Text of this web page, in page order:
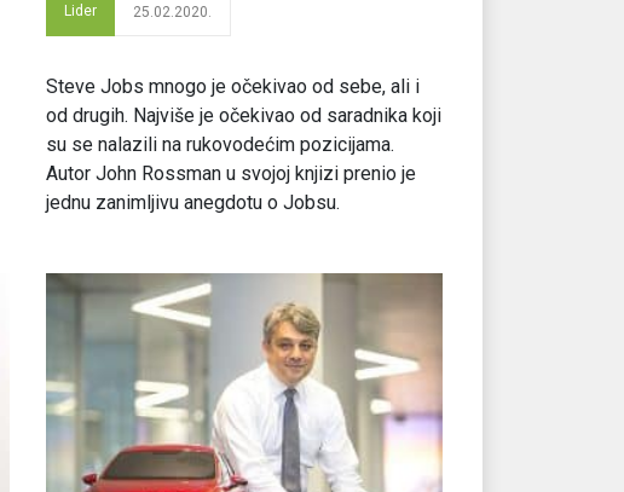
Lider 25.02.2020.
Steve Jobs mnogo je očekivao od sebe, ali i
od drugih. Najviše je očekivao od saradnika koji
su se nalazili na rukovodećim pozicijama.
Autor John Rossman u svojoj knjizi prenio je
jednu zanimljivu anegdotu o Jobsu.